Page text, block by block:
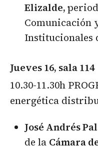
Elizalde,
Comunicación
Institucionales
Jueves 16, sala 114
10.30-11.30h
energética
José Andrés
de la Cámara